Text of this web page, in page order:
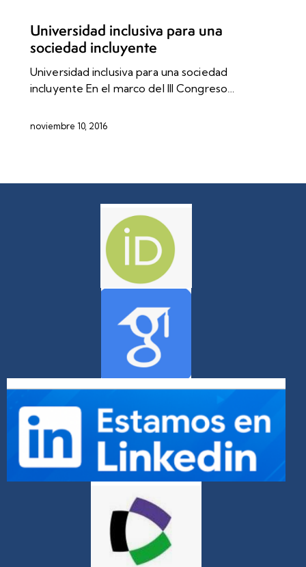
Universidad inclusiva para una
sociedad incluyente
Universidad inclusiva para una sociedad
incluyente En el marco del III Congreso…
noviembre 10, 2016